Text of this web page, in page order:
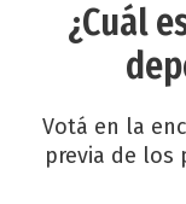
¿Cuál
Votá en la
previa de los